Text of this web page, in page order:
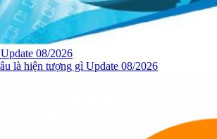
08/2026
là hiện tượng gì Update 08/2026